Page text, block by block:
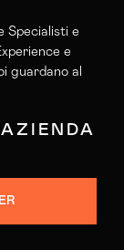
Specialisti e
e
guardano al